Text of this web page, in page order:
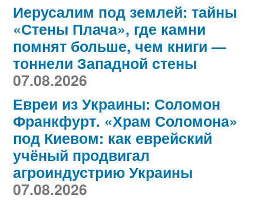
Иерусалим под землей: тайны
«Стены Плача», где камни
помнят больше, чем книги —
тоннели Западной стены
07.08.2026
Евреи из Украины: Соломон
Франкфурт. «Храм Соломона»
под Киевом: как еврейский
учёный продвигал
агроиндустрию Украины
07.08.2026